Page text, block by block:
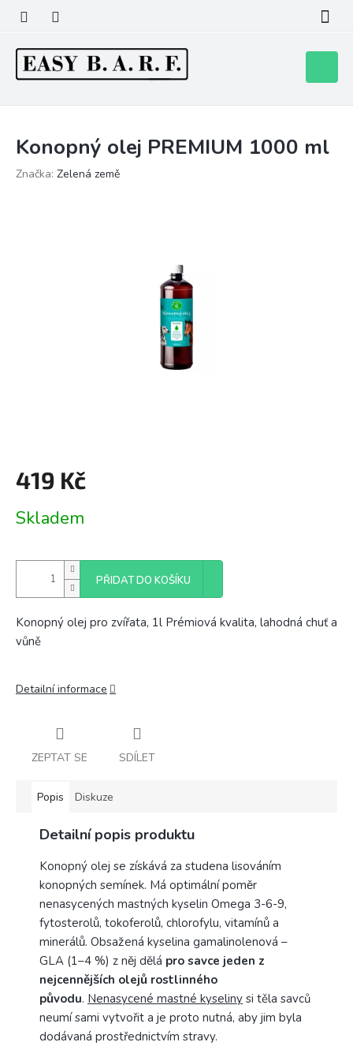
obsah
košík
Konopný olej PREMIUM 1000 ml
Značka: Zelená země
419 Kč
cena:
Skladem
PŘIDAT DO KOŠÍKU
Konopný olej pro zvířata, 1l Prémiová kvalita, lahodná chuť a
vůně
Detailní informace
ZEPTAT SE SDÍLET
Popis Diskuze
Detailní popis produktu
Konopný olej se získává za studena lisováním
konopných semínek. Má optimální poměr
nenasycených mastných kyselin Omega 3-6-9,
fytosterolů, tokoferolů, chlorofylu, vitamínů a
minerálů. Obsažená kyselina gamalinolenová –
GLA (1–4 %) z něj dělá pro savce jeden z
nejcennějších olejů rostlinného
původu. Nenasycené mastné kyseliny si těla savců
neumí sami vytvořit a je proto nutná, aby jim byla
dodávaná prostřednictvím stravy.